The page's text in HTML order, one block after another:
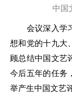
中国
会议深入学习
想和党的十九大
顾总结中国文艺
今后五年的任务
举产生中国文艺